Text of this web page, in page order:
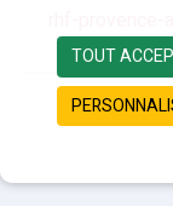
TOUT